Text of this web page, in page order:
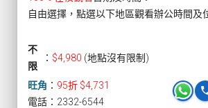
自由選擇，點選以下地區觀看辦公時間及
不
限
： $4,980 (地點沒有限制)
旺角 ： 95折 $4,731
電話：2332-6544